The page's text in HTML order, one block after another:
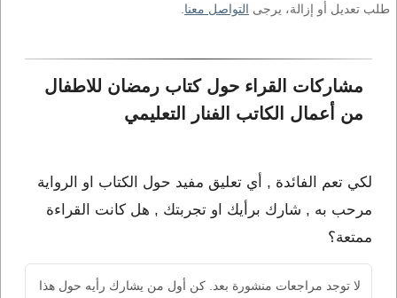
طلب تعديل أو إزالة، يرجى التواصل معنا
مشاركات القراء حول كتاب رمضان للاطفال
من أعمال الكاتب الفنار التعليمي
لكي تعم الفائدة , أي تعليق مفيد حول الكتاب او الرواية
مرحب به , شارك برأيك او تجربتك , هل كانت القراءة
ممتعة؟
لا توجد مراجعات منشورة بعد. كن أول من يشارك رأيه حول هذا